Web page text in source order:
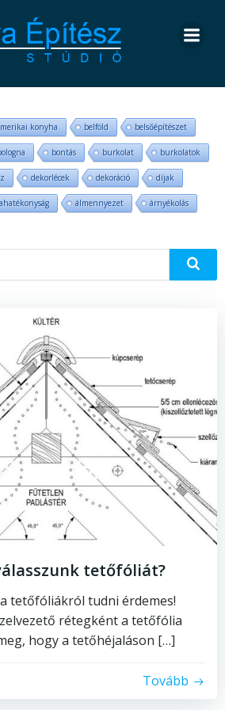
to
content
konyha belföld belsőépítészet
bontás burkolat burkolatok
dekorlécek dekoráció díjak
álmennyezet árnyékolás
tetőfóliát?
tetőfóliákról tudni érdemes!
rétegként a tetőfólia
hogy a tetőhéjaláson […]
Tovább